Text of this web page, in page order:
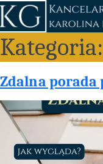
Przejdź
do
treści
Kategoria:
Zdalna porada